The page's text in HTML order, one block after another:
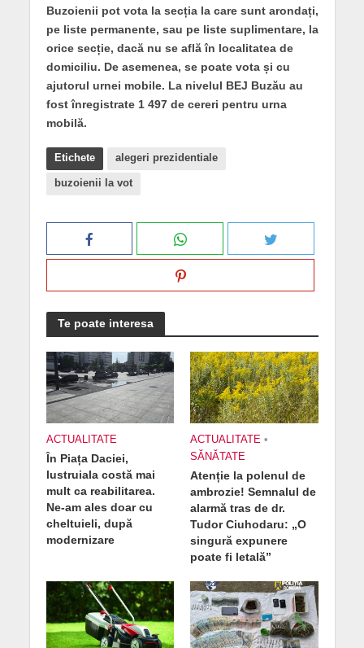
Buzoienii pot vota la secția la care sunt arondați,
pe liste permanente, sau pe liste suplimentare, la
orice secție, dacă nu se află în localitatea de
domiciliu. De asemenea, se poate vota și cu
ajutorul urnei mobile. La nivelul BEJ Buzău au
fost înregistrate 1 497 de cereri pentru urna
mobilă.
Etichete alegeri prezidentiale
buzoienii la vot
Te poate interesa
ACTUALITATE
În Piața Daciei,
lustruiala costă mai
mult ca reabilitarea.
Ne-am ales doar cu
cheltuieli, după
modernizare
ACTUALITATE •
SĂNĂTATE
Atenție la polenul de
ambrozie! Semnalul de
alarmă tras de dr.
Tudor Ciuhodaru: „O
singură expunere
poate fi letală”